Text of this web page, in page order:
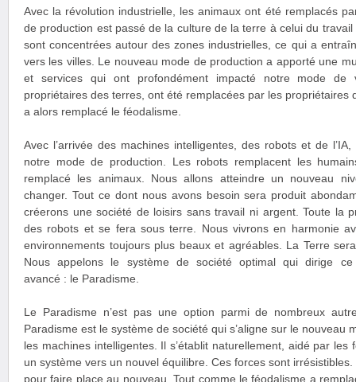
Avec la révolution industrielle, les animaux ont été remplacés
de production est passé de la culture de la terre à celui du
sont concentrées autour des zones industrielles, ce qui a
vers les villes. Le nouveau mode de production a apporté une
et services qui ont profondément impacté notre mode de
propriétaires des terres, ont été remplacées par les propriétaires
a alors remplacé le féodalisme.
Avec l’arrivée des machines intelligentes, des robots et de
notre mode de production. Les robots remplacent les
remplacé les animaux. Nous allons atteindre un nouveau
changer. Tout ce dont nous avons besoin sera produit
créerons une société de loisirs sans travail ni argent. Toute la
des robots et se fera sous terre. Nous vivrons en harmonie
environnements toujours plus beaux et agréables. La Terre
Nous appelons le système de société optimal qui dirige ce
avancé : le Paradisme.
Le Paradisme n’est pas une option parmi de nombreux
Paradisme est le système de société qui s’aligne sur le nouveau
les machines intelligentes. Il s’établit naturellement, aidé par les
un système vers un nouvel équilibre. Ces forces sont irrésistibles.
pour faire place au nouveau. Tout comme le féodalisme a